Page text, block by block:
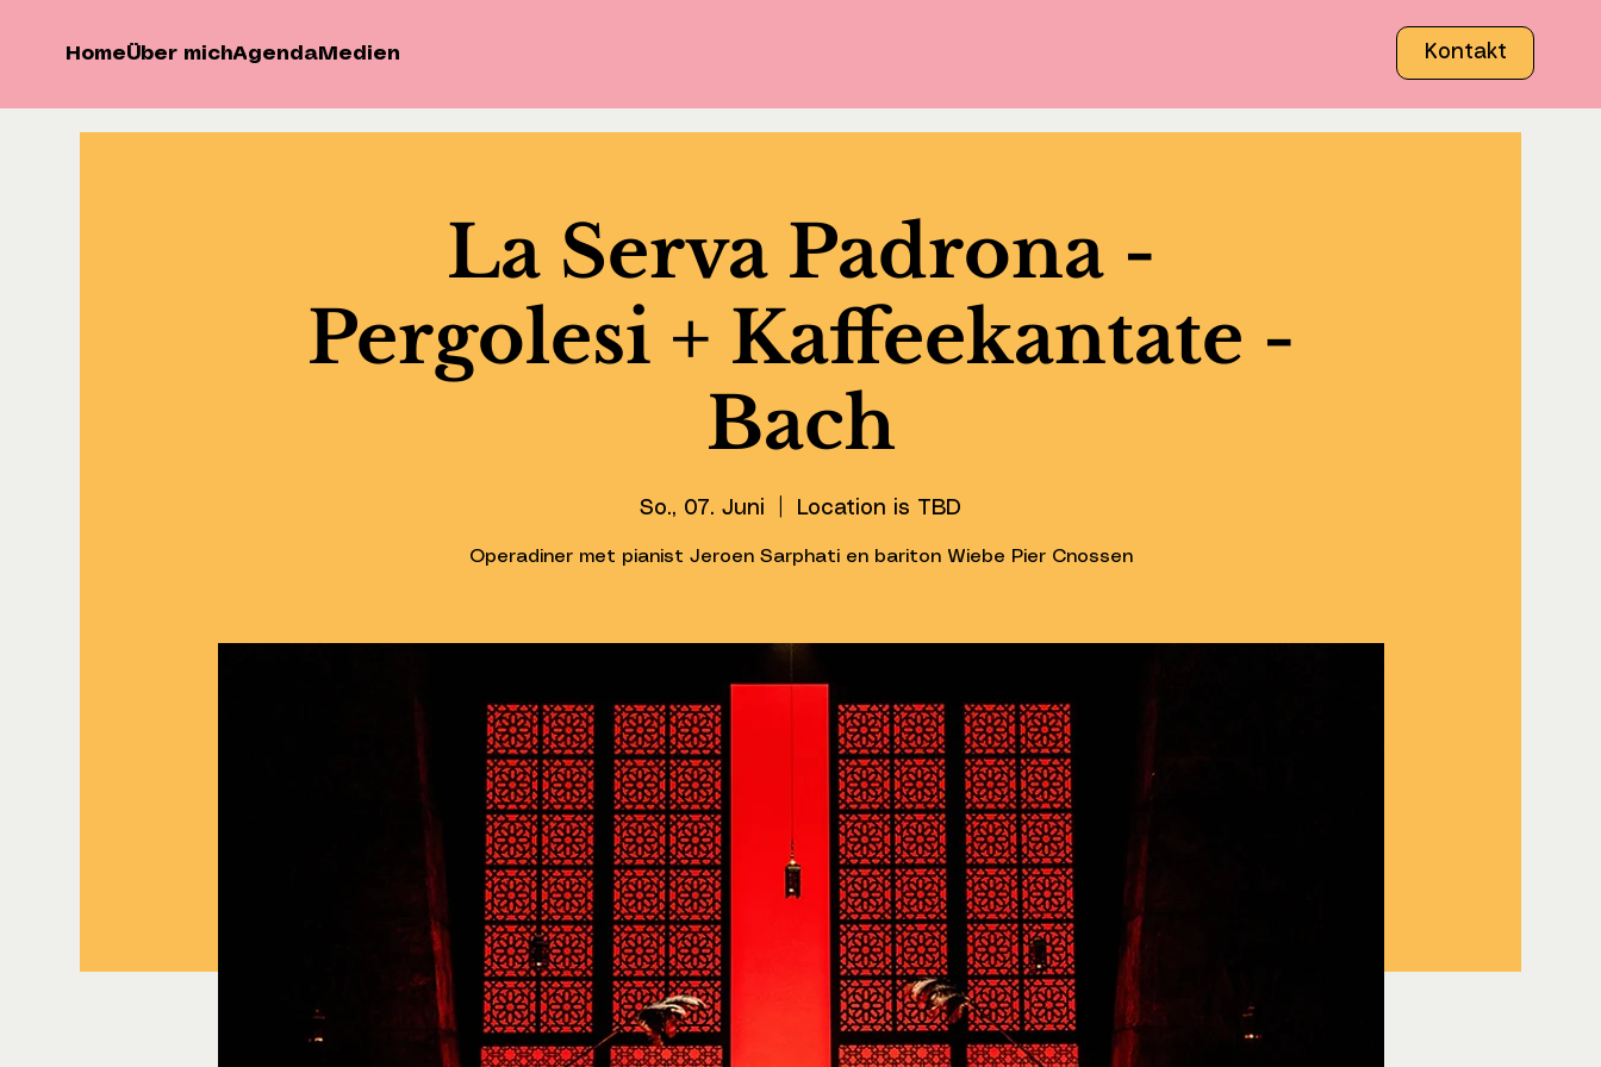
Kontakt
HomeÜber michAgendaMedien
La Serva Padrona -
Pergolesi + Kaffeekantate -
Bach
So., 07. Juni Location is TBD
Operadiner met pianist Jeroen Sarphati en bariton Wiebe Pier Cnossen